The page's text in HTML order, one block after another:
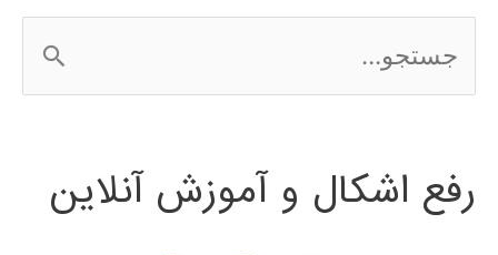
س
ج
رفع اشکال و آموزش آنلاین